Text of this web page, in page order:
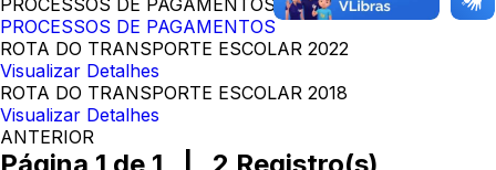
PROCESSOS DE PAGAMENTOS
PROCESSOS DE PAGAMENTOS
ROTA DO TRANSPORTE ESCOLAR 2022
Visualizar Detalhes
ROTA DO TRANSPORTE ESCOLAR 2018
Visualizar Detalhes
ANTERIOR